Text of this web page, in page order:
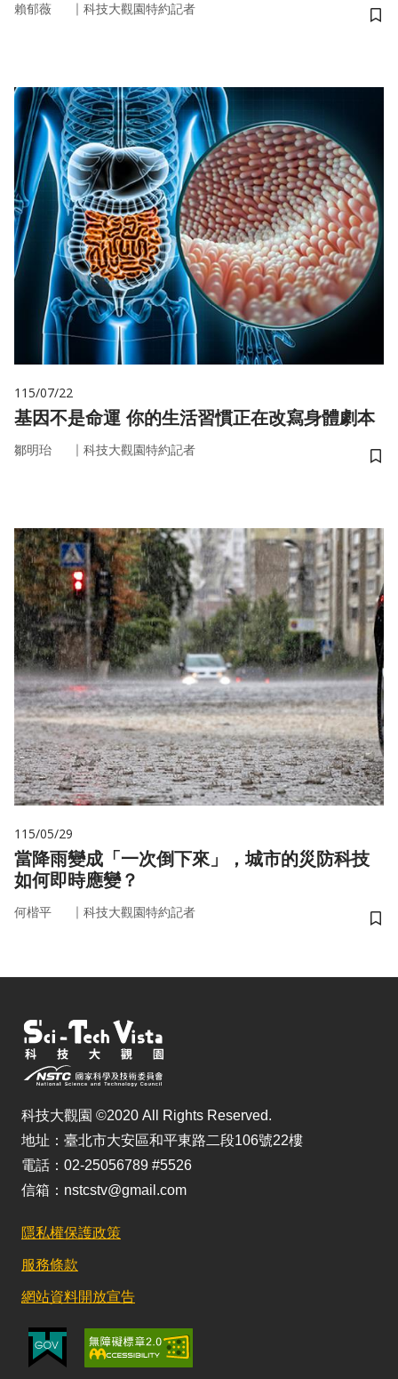
賴郁薇 ｜ 科技大觀園特約記者
儲
115/07/22
基因不是命運 你的生活習慣正在改寫身體劇本
鄒明珆 ｜ 科技大觀園特約記者
儲
115/05/29
當降雨變成「一次倒下來」，城市的災防科技
如何即時應變？
何楷平 ｜ 科技大觀園特約記者
儲
科技大觀園 ©2020 All Rights Reserved.
地址：臺北市大安區和平東路二段106號22樓
電話：02-25056789 #5526
信箱：nstcstv@gmail.com
隱私權保護政策
服務條款
網站資料開放宣告